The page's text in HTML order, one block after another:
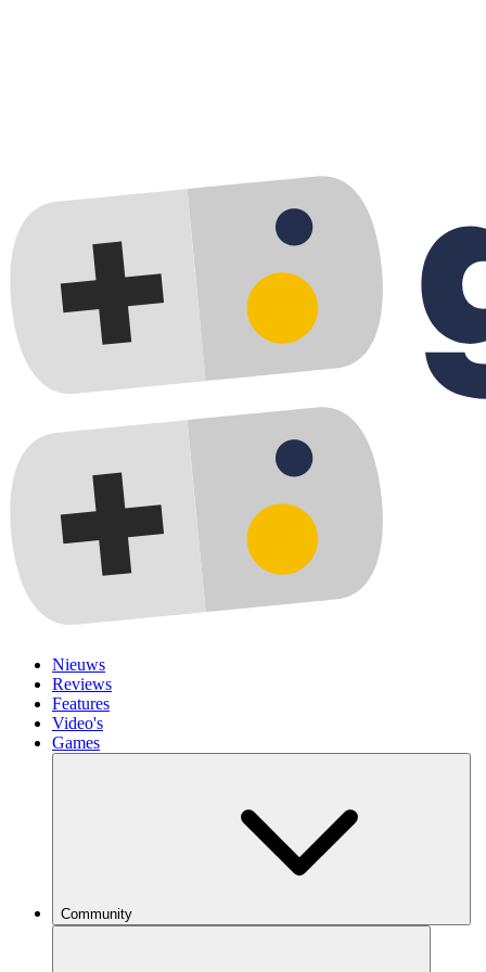
Nieuws
Reviews
Features
Video's
Games
Community